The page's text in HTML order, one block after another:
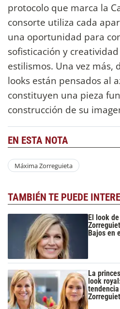
protocolo que marca la
consorte utiliza cada
una oportunidad para
sofisticación y
estilismos. Una vez más,
looks están pensados al
constituyen una pieza
construcción de su
EN ESTA NOTA
Máxima Zorreguieta
TAMBIÉN TE PUEDE
El look
Bajos en
La
look